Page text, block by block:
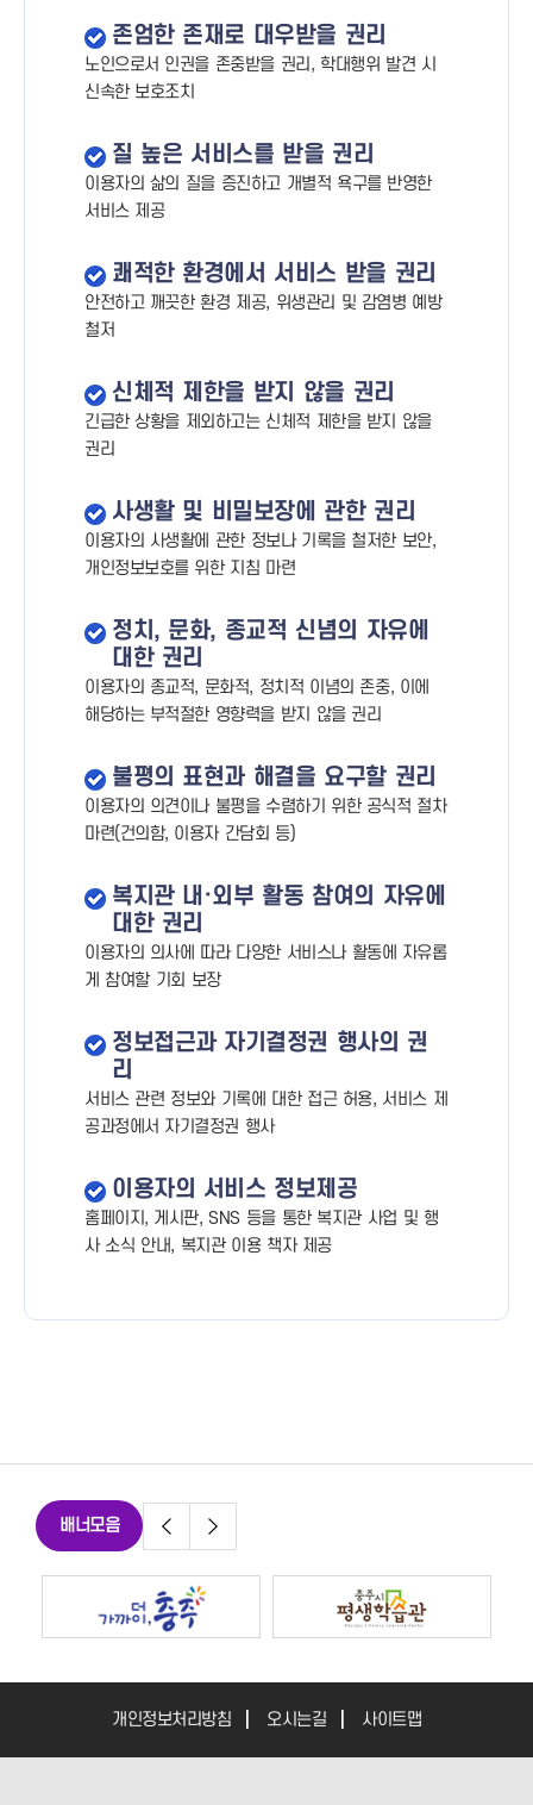
존엄한 존재로 대우받을 권리
노인으로서 인권을 존중받을 권리, 학대행위 발견 시
신속한 보호조치
질 높은 서비스를 받을 권리
이용자의 삶의 질을 증진하고 개별적 욕구를 반영한
서비스 제공
쾌적한 환경에서 서비스 받을 권리
안전하고 깨끗한 환경 제공, 위생관리 및 감염병 예방
철저
신체적 제한을 받지 않을 권리
긴급한 상황을 제외하고는 신체적 제한을 받지 않을
권리
사생활 및 비밀보장에 관한 권리
이용자의 사생활에 관한 정보나 기록을 철저한 보안,
개인정보보호를 위한 지침 마련
정치, 문화, 종교적 신념의 자유에
대한 권리
이용자의 종교적, 문화적, 정치적 이념의 존중, 이에
해당하는 부적절한 영향력을 받지 않을 권리
불평의 표현과 해결을 요구할 권리
이용자의 의견이나 불평을 수렴하기 위한 공식적 절차
마련(건의함, 이용자 간담회 등)
복지관 내·외부 활동 참여의 자유에
대한 권리
이용자의 의사에 따라 다양한 서비스나 활동에 자유롭
게 참여할 기회 보장
정보접근과 자기결정권 행사의 권
리
서비스 관련 정보와 기록에 대한 접근 허용, 서비스 제
공과정에서 자기결정권 행사
이용자의 서비스 정보제공
홈페이지, 게시판, SNS 등을 통한 복지관 사업 및 행
사 소식 안내, 복지관 이용 책자 제공
배너모음
개인정보처리방침 오시는길 사이트맵